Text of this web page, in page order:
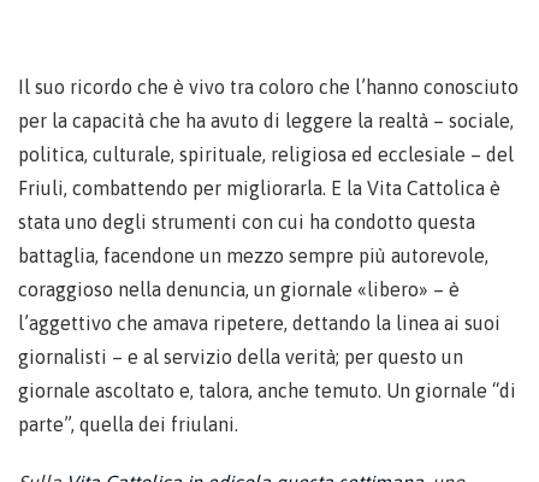
Il suo ricordo che è vivo tra coloro che l’hanno conosciuto
per la capacità che ha avuto di leggere la realtà – sociale,
politica, culturale, spirituale, religiosa ed ecclesiale – del
Friuli, combattendo per migliorarla. E la Vita Cattolica è
stata uno degli strumenti con cui ha condotto questa
battaglia, facendone un mezzo sempre più autorevole,
coraggioso nella denuncia, un giornale «libero» – è
l’aggettivo che amava ripetere, dettando la linea ai suoi
giornalisti – e al servizio della verità; per questo un
giornale ascoltato e, talora, anche temuto. Un giornale “di
parte”, quella dei friulani.